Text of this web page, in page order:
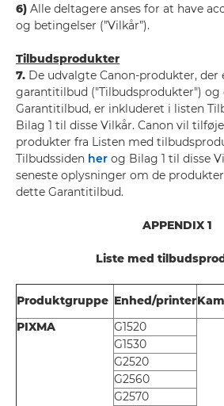
6) Alle deltagere anses for at have
og betingelser (”Vilkår”).
Tilbudsprodukter
7. De udvalgte Canon-produkter,
garantitilbud ("Tilbudsprodukter")
Garantitilbud, er inkluderet i listen
Bilag 1 til disse Vilkår. Canon vil
produkter fra Listen med
Tilbudssiden her og Bilag 1 til disse
seneste oplysninger om de
dette Garantitilbud.
APPENDIX 1
Liste med
Produktgruppe Enhed/printer
PIXMA
G1520
G1530
G2520
G2560
G2570